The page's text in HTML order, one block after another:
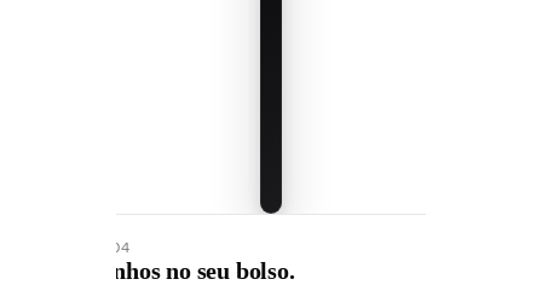
01 / 04
Rebanhos no seu bolso.